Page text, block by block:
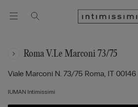
Roma V.le Marconi 73/75
Viale Marconi N. 73/75 Roma, IT 00146
IUMAN Intimissimi